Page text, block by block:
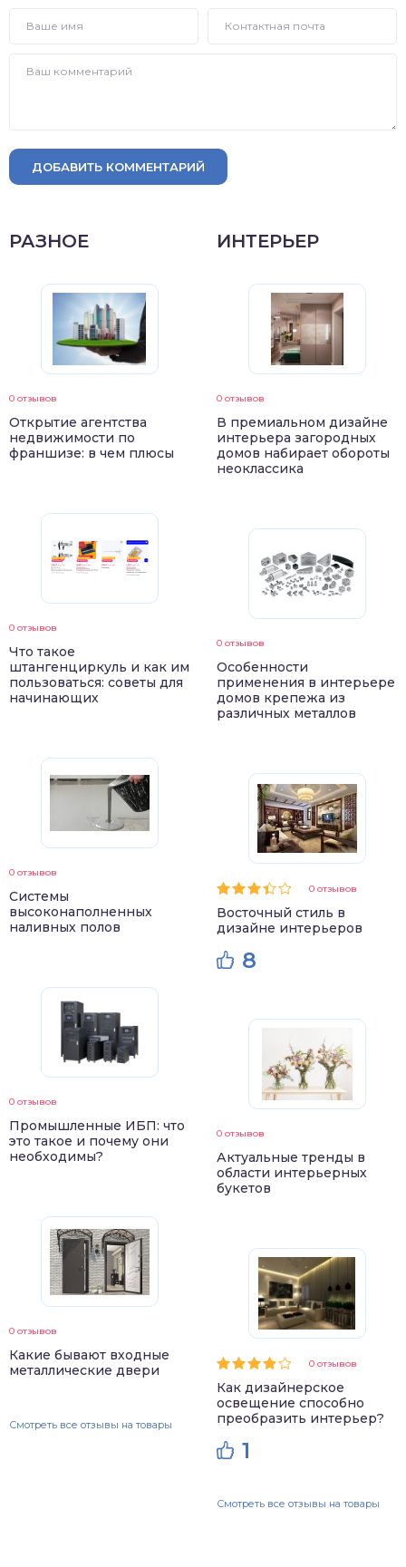
ДОБАВИТЬ КОММЕНТАРИЙ
РАЗНОЕ
0 отзывов
Открытие агентства
недвижимости по
франшизе: в чем плюсы
0 отзывов
Что такое
штангенциркуль и как им
пользоваться: советы для
начинающих
0 отзывов
Системы
высоконаполненных
наливных полов
0 отзывов
Промышленные ИБП: что
это такое и почему они
необходимы?
0 отзывов
Какие бывают входные
металлические двери
Смотреть все отзывы на товары
ИНТЕРЬЕР
0 отзывов
В премиальном дизайне
интерьера загородных
домов набирает обороты
неоклассика
0 отзывов
Особенности
применения в интерьере
домов крепежа из
различных металлов
0 отзывов
Восточный стиль в
дизайне интерьеров
8
0 отзывов
Актуальные тренды в
области интерьерных
букетов
0 отзывов
Как дизайнерское
освещение способно
преобразить интерьер?
1
Смотреть все отзывы на товары